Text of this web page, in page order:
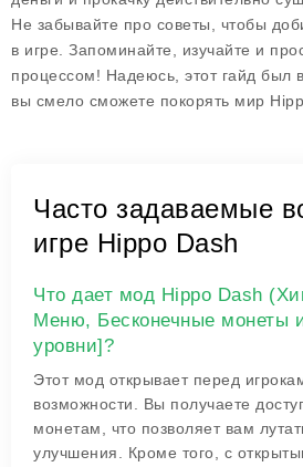
Не забывайте про советы, чтобы
в игре. Запоминайте, изучайте и
процессом! Надеюсь, этот гайд был
вы смело сможете покорять мир
Часто задаваемые
игре Hippo Dash
Что дает мод Hippo Dash
Меню, Бесконечные монеты
уровни]?
Этот мод открывает перед
возможности. Вы получаете
монетам, что позволяет вам
улучшения. Кроме того, с